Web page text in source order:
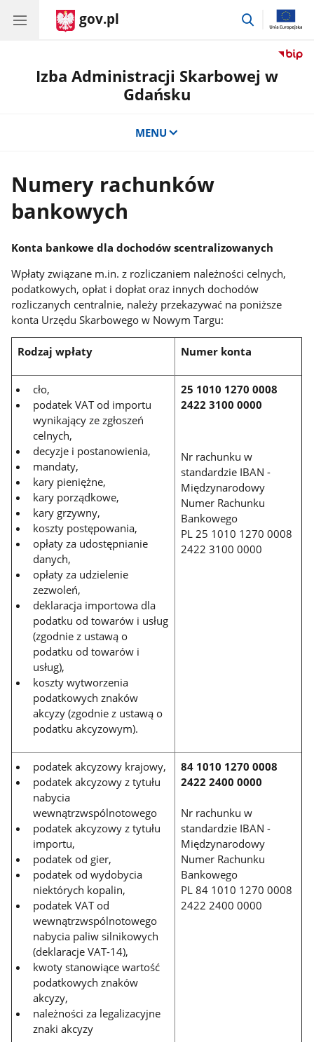
gov.pl
przejdź
Izba Administracji Skarbowej w
Gdańsku
MENU
Numery rachunków
bankowych
Konta bankowe dla dochodów scentralizowanych
Wpłaty związane m.in. z rozliczaniem należności celnych,
podatkowych, opłat i dopłat oraz innych dochodów
rozliczanych centralnie, należy przekazywać na poniższe
konta Urzędu Skarbowego w Nowym Targu:
Rodzaj wpłaty Numer konta
cło,
podatek VAT od importu
wynikający ze zgłoszeń
celnych,
decyzje i postanowienia,
mandaty,
kary pieniężne,
kary porządkowe,
kary grzywny,
koszty postępowania,
opłaty za udostępnianie
danych,
opłaty za udzielenie
zezwoleń,
deklaracja importowa dla
podatku od towarów i usług
(zgodnie z ustawą o
podatku od towarów i
usług),
koszty wytworzenia
podatkowych znaków
akcyzy (zgodnie z ustawą o
podatku akcyzowym).
25 1010 1270 0008
2422 3100 0000
Nr rachunku w
standardzie IBAN -
Międzynarodowy
Numer Rachunku
Bankowego
PL 25 1010 1270 0008
2422 3100 0000
podatek akcyzowy krajowy,
podatek akcyzowy z tytułu
nabycia
wewnątrzwspólnotowego
podatek akcyzowy z tytułu
importu,
podatek od gier,
podatek od wydobycia
niektórych kopalin,
podatek VAT od
wewnątrzwspólnotowego
nabycia paliw silnikowych
(deklaracje VAT-14),
kwoty stanowiące wartość
podatkowych znaków
akcyzy,
należności za legalizacyjne
znaki akcyzy
84 1010 1270 0008
2422 2400 0000
Nr rachunku w
standardzie IBAN -
Międzynarodowy
Numer Rachunku
Bankowego
PL 84 1010 1270 0008
2422 2400 0000